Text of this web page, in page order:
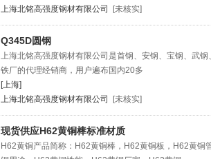
上海北铭高强度钢材有限公司
[未核实]
Q345D圆钢
上海北铭高强度钢材有限公司是首钢、安钢、宝钢、武
铁厂的代理经销商，用户遍布国内20多
[上海]
上海北铭高强度钢材有限公司
[未核实]
现货供应H62黄铜棒标准材质
H62黄铜产品简称：H62黄铜棒，H62黄铜板，H62黄